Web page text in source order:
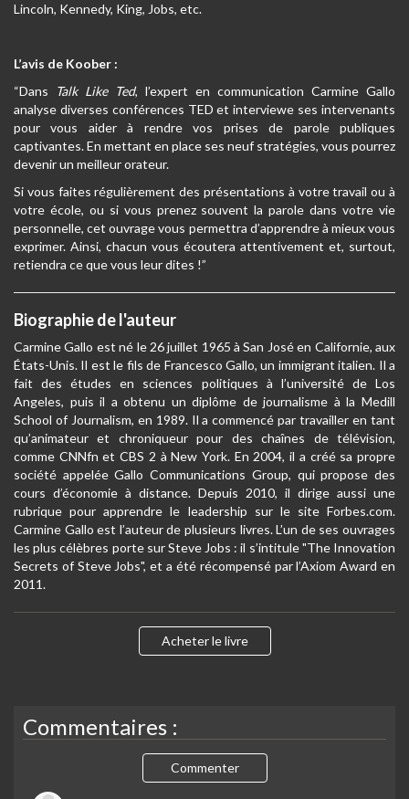
Lincoln, Kennedy, King, Jobs, etc.
L’avis de Koober :
“Dans
Talk Like Ted, l’expert en communication Carmine Gallo
analyse diverses conférences TED et interviewe ses intervenants
pour vous aider à rendre vos prises de parole publiques
captivantes. En mettant en place ses neuf stratégies, vous pourrez
devenir un meilleur orateur.
Si vous faites régulièrement des présentations à votre travail ou à
votre école, ou si vous prenez souvent la parole dans votre vie
personnelle, cet ouvrage vous permettra d’apprendre à mieux vous
exprimer. Ainsi, chacun vous écoutera attentivement et, surtout,
retiendra ce que vous leur dites !”
Biographie de l'auteur
Carmine Gallo est né le 26 juillet 1965 à San José en Californie, aux
États-Unis. Il est le fils de Francesco Gallo, un immigrant italien. Il a
fait des études en sciences politiques à l’université de Los
Angeles, puis il a obtenu un diplôme de journalisme à la Medill
School of Journalism, en 1989. Il a commencé par travailler en tant
qu’animateur et chroniqueur pour des chaînes de télévision,
comme CNNfn et CBS 2 à New York. En 2004, il a créé sa propre
société appelée Gallo Communications Group, qui propose des
cours d’économie à distance. Depuis 2010, il dirige aussi une
rubrique pour apprendre le leadership sur le site Forbes.com.
Carmine Gallo est l’auteur de plusieurs livres. L’un de ses ouvrages
les plus célèbres porte sur Steve Jobs : il s’intitule "The Innovation
Secrets of Steve Jobs", et a été récompensé par l’Axiom Award en
2011.
Acheter le livre
Commentaires :
Commenter